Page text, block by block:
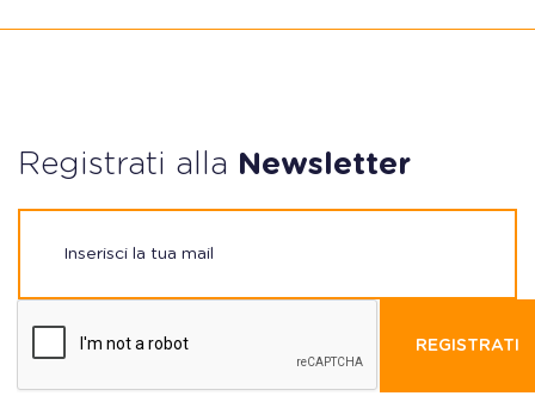
Registrati alla Newsletter
REGISTRATI